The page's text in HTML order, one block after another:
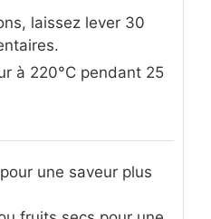
laissez lever 30
à 220°C pendant 25
une saveur plus